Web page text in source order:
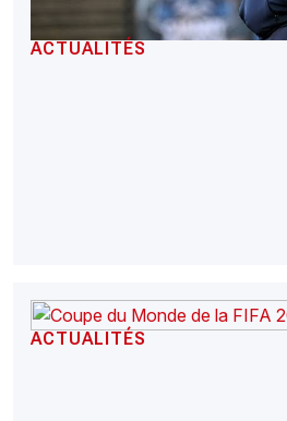
ACTUALITÉS
ACTUALITÉS